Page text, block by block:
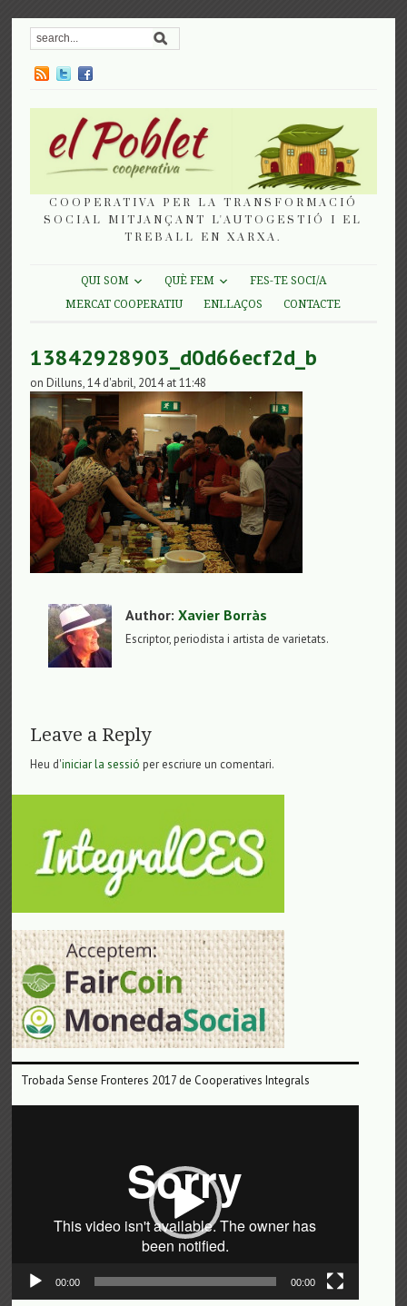
COOPERATIVA PER LA TRANSFORMACIÓ
SOCIAL MITJANÇANT L'AUTOGESTIÓ I EL
TREBALL EN XARXA.
QUI SOM QUÈ FEM
FES-TE SOCI/A
MERCAT COOPERATIU
ENLLAÇOS CONTACTE
13842928903_d0d66ecf2d_b
on Dilluns, 14 d'abril, 2014 at 11:48
Author:Xavier Borràs
Escriptor, periodista i artista de varietats.
Leave a Reply
Heu d'iniciar la sessió per escriure un comentari.
Trobada Sense Fronteres 2017 de Cooperatives Integrals
00:00 00:00